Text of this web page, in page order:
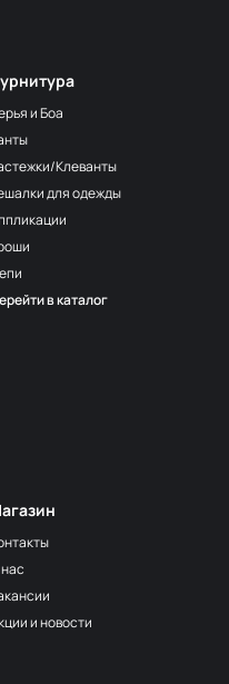
и Боа
Клеванты
для одежды
в каталог
и новости